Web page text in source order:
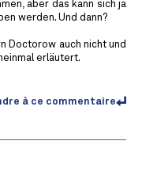
aber das kann sich ja
werden. Und dann?
Doctorow auch nicht und
erläutert.
à ce commentaire